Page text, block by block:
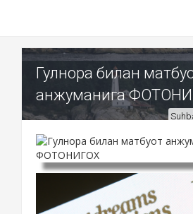
Гулнора билан
анжуманига